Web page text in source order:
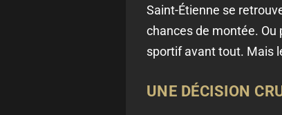
Saint-Étienne se
chances de montée. Ou
sportif avant tout. Mais
UNE DÉCISION